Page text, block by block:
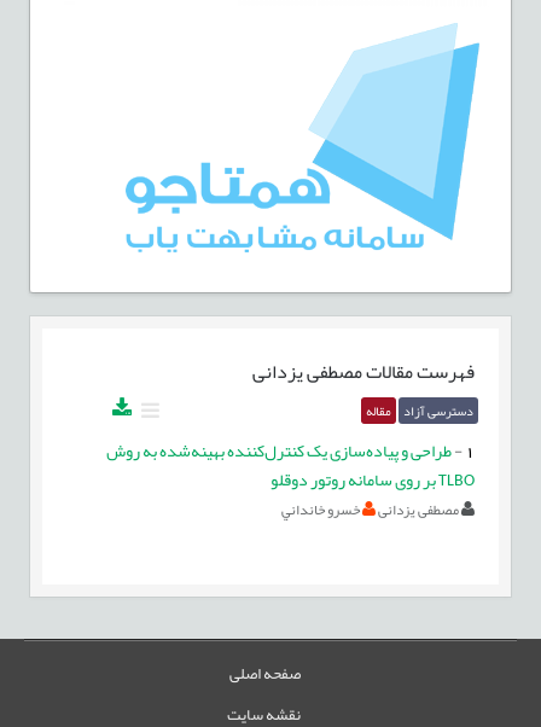
فهرست مقالاتمصطفی یزدانی
دسترسی آزاد مقاله
-طراحی و پیاده‌سازی یک کنترل‌کننده بهینه‌شده به روش
TLBO بر روی سامانه روتور دوقلو
مصطفی یزدانی خسرو خانداني
صفحه اصلی
نقشه سایت